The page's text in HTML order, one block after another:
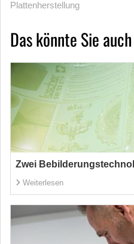
Plattenherstellung
Das könnte Sie
Zwei
Weiterlesen